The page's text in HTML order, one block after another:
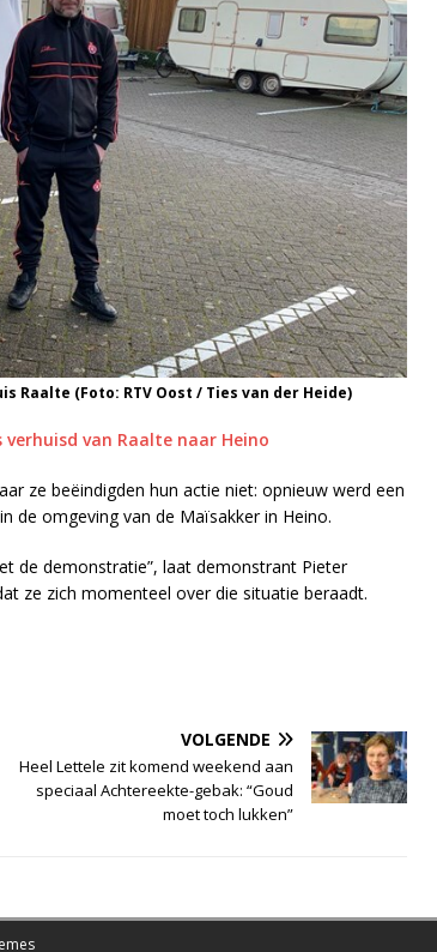
Raalte (Foto: RTV Oost / Ties van der Heide)
van Raalte naar Heino
ze beëindigden hun actie niet: opnieuw werd een
de omgeving van de Maïsakker in Heino.
de demonstratie”, laat demonstrant Pieter
ze zich momenteel over die situatie beraadt.
VOLGENDE
Heel Lettele zit komend weekend aan
speciaal Achtereekte-gebak: “Goud
moet toch lukken”